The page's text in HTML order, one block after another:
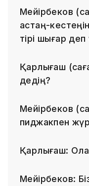
Мейірбеков
астаң-
тірі шығар деп
Қарлығаш
дедің?
Мейірбеков
пиджакпен
Қарлығаш:
Мейірбеков: